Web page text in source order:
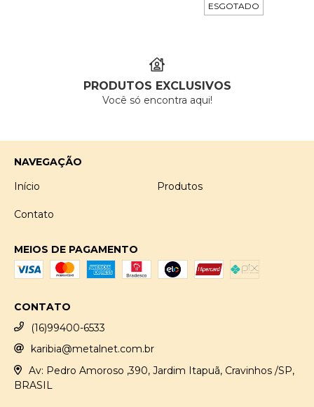
ESGOTADO
PRODUTOS EXCLUSIVOS
Você só encontra aqui!
NAVEGAÇÃO
Início
Produtos
Contato
MEIOS DE PAGAMENTO
CONTATO
(16)99400-6533
karibia@metalnet.com.br
Av: Pedro Amoroso ,390, Jardim Itapuã, Cravinhos /SP,
BRASIL